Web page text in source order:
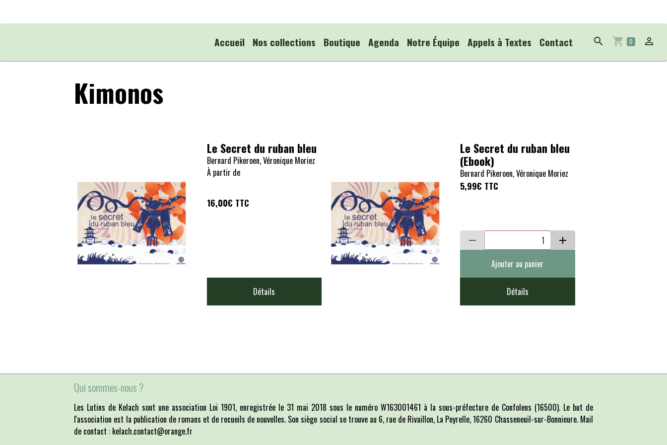
Accueil Nos collections Boutique Agenda Notre Équipe Appels à Textes Contact 0
Kimonos
Le Secret du ruban bleu
Bernard Pikeroen, Véronique Moriez
À partir de
16,00€ TTC
Détails
Le Secret du ruban bleu
(Ebook)
Bernard Pikeroen, Véronique Moriez
5,99€ TTC
Ajouter au panier
Détails
Qui sommes-nous ?
Les Lutins de Kelach sont une association Loi 1901, enregistrée le 31 mai 2018 sous le numéro W163001461 à la sous-préfecture de Confolens (16500). Le but de
l'association est la publication de romans et de recueils de nouvelles. Son siège social se trouve au 6, rue de Rivaillon, La Peyrelle, 16260 Chasseneuil-sur-Bonnieure. Mail
de contact : kelach.contact@orange.fr